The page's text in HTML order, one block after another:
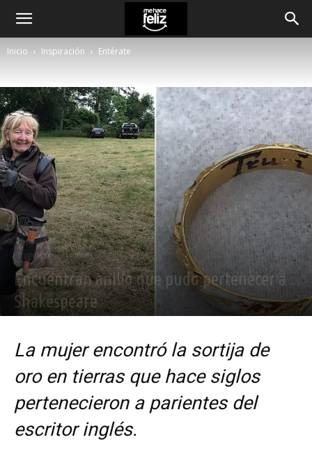
Inicio Inspiración Entérate
Inspiración Entérate
Encuentran anillo que pudo pertenecer a
Shakespeare
La mujer encontró la sortija de
oro en tierras que hace siglos
pertenecieron a parientes del
escritor inglés.